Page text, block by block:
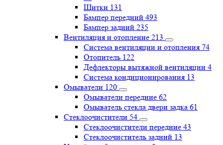
Щитки 131
Бампер передний 493
Бампер задний 235
Вентиляция и отопление 213
Система вентиляции и отопления 74
Отопитель 122
Дефлекторы вытяжной вентиляции 4
Система кондиционирования 13
Омыватели 120
Омыватели передние 62
Омыватель стекла двери задка 61
Стеклоочистители 54
Стеклоочистители передние 43
Стеклоочиститель задний 13